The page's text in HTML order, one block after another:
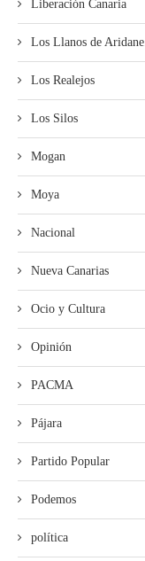
Liberación Canaria
Los Llanos de Aridane.
Los Realejos
Los Silos
Mogan
Moya
Nacional
Nueva Canarias
Ocio y Cultura
Opinión
PACMA
Pájara
Partido Popular
Podemos
política